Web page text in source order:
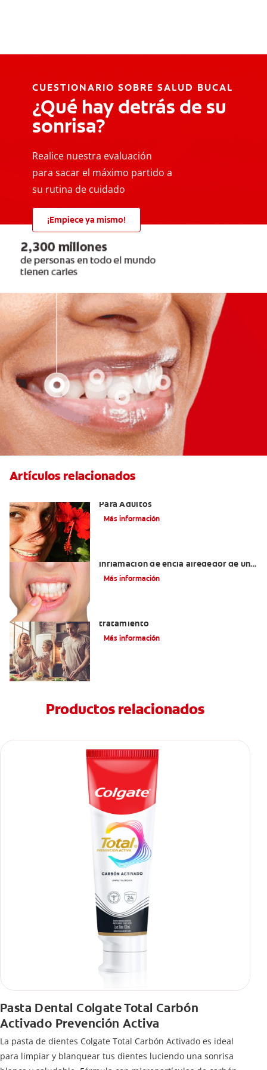
CUESTIONARIO SOBRE SALUD BUCAL
¿Qué hay detrás de su
sonrisa?
Realice nuestra evaluación
para sacar el máximo partido a
su rutina de cuidado
¡Empiece ya mismo!
Artículos relacionados
Para Adultos
Más información
inflamación de encía alrededor de un
diente?
Más información
tratamiento
Más información
Productos relacionados
Pasta Dental Colgate Total Carbón
Activado Prevención Activa
La pasta de dientes Colgate Total Carbón Activado es ideal
para limpiar y blanquear tus dientes luciendo una sonrisa